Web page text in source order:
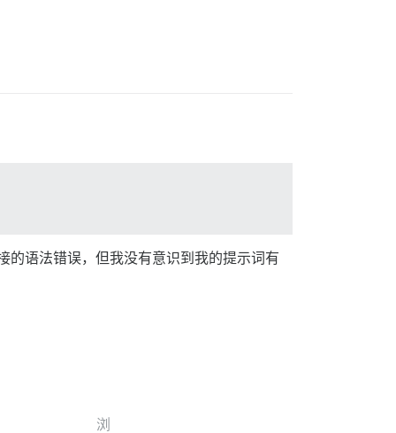
语法错误，但我没有意识到我的提示词有
浏